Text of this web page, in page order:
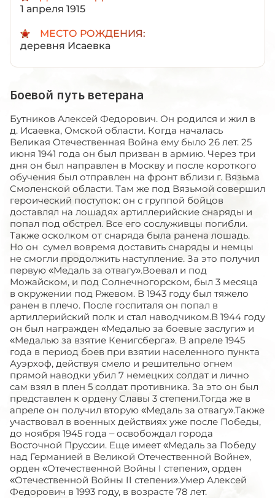
1 апреля 1915
МЕСТО РОЖДЕНИЯ:
деревня Исаевка
Боевой путь ветерана
Бутников Алексей Федорович. Он родился и жил в
д. Исаевка, Омской области. Когда началась
Великая Отечественная Война ему было 26 лет. 25
июня 1941 года он был призван в армию. Через три
дня он был направлен в Москву и после короткого
обучения был отправлен на фронт вблизи г. Вязьма
Смоленской области. Там же под Вязьмой совершил
героический поступок: он с группой бойцов
доставлял на лошадях артиллерийские снаряды и
попал под обстрел. Все его сослуживцы погибли.
Также осколком от снаряда была ранена лошадь.
Но он сумел вовремя доставить снаряды и немцы
не смогли продолжить наступление. За это получил
первую «Медаль за отвагу».Воевал и под
Можайском, и под Солнечногорском, был 3 месяца
в окружении под Ржевом. В 1943 году был тяжело
ранен в плечо. После госпиталя он попал в
артиллерийский полк и стал наводчиком.В 1944 году
он был награжден «Медалью за боевые заслуги» и
«Медалью за взятие Кенигсберга». В апреле 1945
года в период боев при взятии населенного пункта
Ауэрхоф, действуя смело и решительно огнем
прямой наводки убил 7 немецких солдат и лично
сам взял в плен 5 солдат противника. За это он был
представлен к ордену Славы 3 степени.Тогда же в
апреле он получил вторую «Медаль за отвагу».Также
участвовал в военных действиях уже после Победы,
до ноября 1945 года – освобождал города
Восточной Пруссии. Еще имеет «Медаль за Победу
над Германией в Великой Отечественной Войне»,
орден «Отечественной Войны I степени», орден
«Отечественной Войны II степени».Умер Алексей
Федорович в 1993 году, в возрасте 78 лет.